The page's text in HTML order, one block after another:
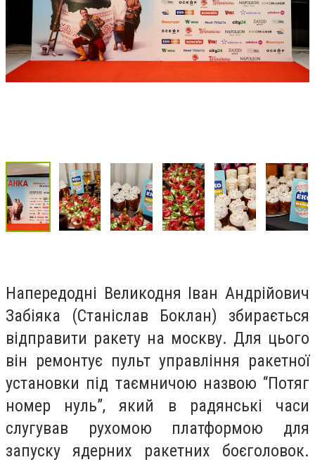
Напередодні Великодня Іван Андрійович
Забіяка (Станіслав Боклан) збирається
відправити ракету на москву. Для цього
він ремонтує пульт управління ракетної
установки під таємничою назвою “Потяг
номер нуль”, який в радянські часи
слугував рухомою платформою для
запуску ядерних ракетних боєголовок.